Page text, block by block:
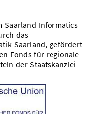
Saarland Informatics
das
Saarland, gefördert
Fonds für regionale
der Staatskanzlei